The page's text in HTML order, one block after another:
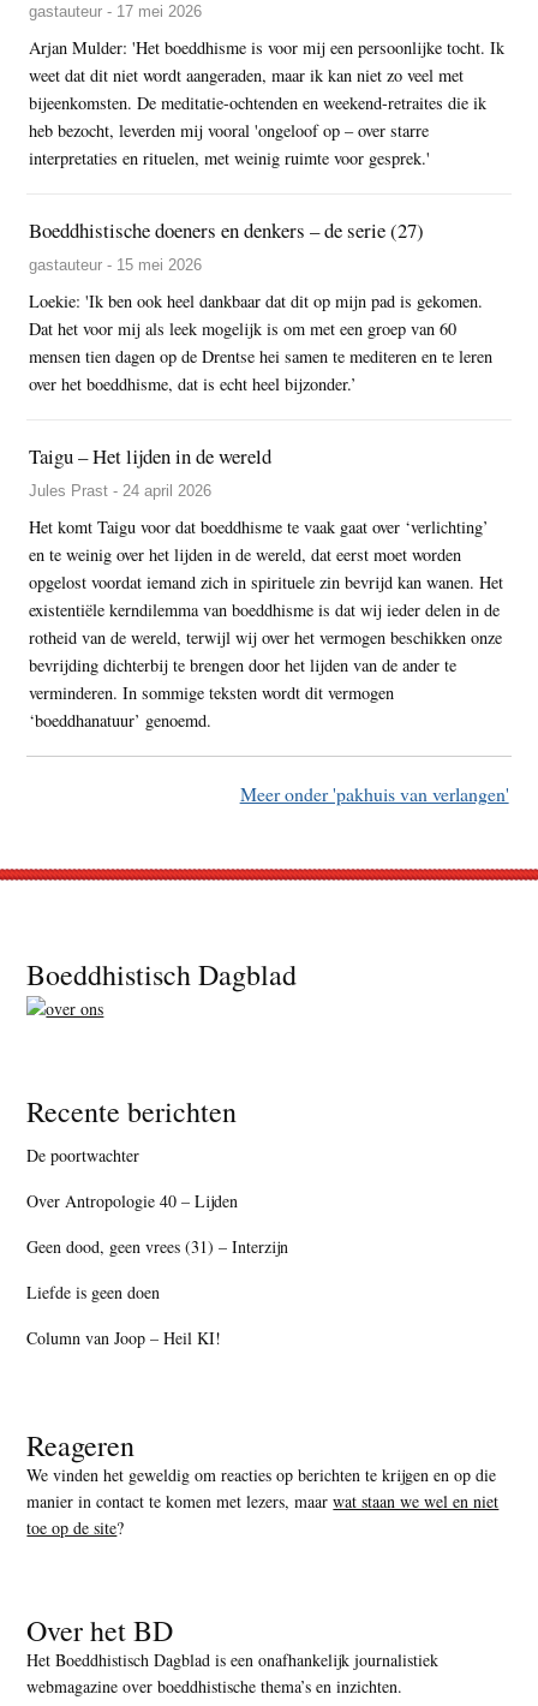
gastauteur - 17 mei 2026
Arjan Mulder: 'Het boeddhisme is voor mij een persoonlijke tocht. Ik
weet dat dit niet wordt aangeraden, maar ik kan niet zo veel met
bijeenkomsten. De meditatie-ochtenden en weekend-retraites die ik
heb bezocht, leverden mij vooral 'ongeloof op – over starre
interpretaties en rituelen, met weinig ruimte voor gesprek.'
Boeddhistische doeners en denkers – de serie (27)
gastauteur - 15 mei 2026
Loekie: 'Ik ben ook heel dankbaar dat dit op mijn pad is gekomen.
Dat het voor mij als leek mogelijk is om met een groep van 60
mensen tien dagen op de Drentse hei samen te mediteren en te leren
over het boeddhisme, dat is echt heel bijzonder.’
Taigu – Het lijden in de wereld
Jules Prast - 24 april 2026
Het komt Taigu voor dat boeddhisme te vaak gaat over ‘verlichting’
en te weinig over het lijden in de wereld, dat eerst moet worden
opgelost voordat iemand zich in spirituele zin bevrijd kan wanen. Het
existentiële kerndilemma van boeddhisme is dat wij ieder delen in de
rotheid van de wereld, terwijl wij over het vermogen beschikken onze
bevrijding dichterbij te brengen door het lijden van de ander te
verminderen. In sommige teksten wordt dit vermogen
‘boeddhanatuur’ genoemd.
Meer onder 'pakhuis van verlangen'
Footer
Boeddhistisch Dagblad
Recente berichten
De poortwachter
Over Antropologie 40 – Lijden
Geen dood, geen vrees (31) – Interzijn
Liefde is geen doen
Column van Joop – Heil KI!
Reageren
We vinden het geweldig om reacties op berichten te krijgen en op die
manier in contact te komen met lezers, maarwat staan we wel en niet
toe op de site?
Over het BD
Het Boeddhistisch Dagblad is een onafhankelijk journalistiek
webmagazine over boeddhistische thema’s en inzichten.